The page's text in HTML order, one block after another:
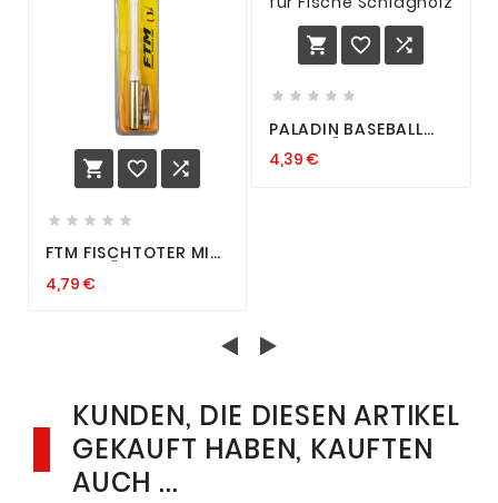
  
    
FTM FISCHTÖTER MIT
KLINGE EVO 24CM
4,79 €
  
    
PALADIN BASEBALL
FISCHTÖTER FISCHBE
BETÄUBEN
4,39 €
KUNDEN, DIE DIESEN ARTIKEL
GEKAUFT HABEN, KAUFTEN
AUCH ...